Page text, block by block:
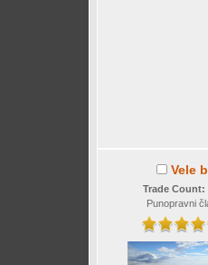
Vele
Trade Count:
Punopravni